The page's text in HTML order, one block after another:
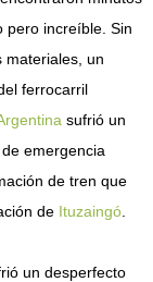
pero increíble. Sin
materiales, un
ferrocarril
sufrió un
emergencia
de tren que
de Ituzaingó
un desperfecto